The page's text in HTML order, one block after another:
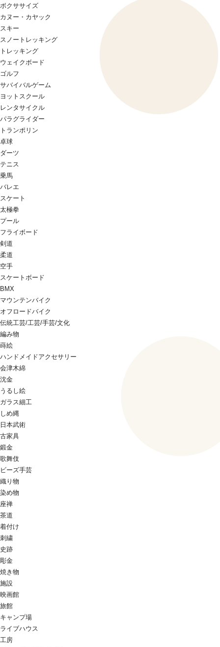
ボクササイズ
カヌー・カヤック
スキー
スノートレッキング
トレッキング
ウェイクボード
ゴルフ
サバイバルゲーム
ヨットスクール
レンタサイクル
パラグライダー
トランポリン
卓球
ダーツ
テニス
乗馬
バレエ
スケート
太極拳
プール
フライボード
剣道
柔道
空手
スケートボード
BMX
マウンテンバイク
オフロードバイク
伝統工芸/工芸/手芸/文化
編み物
蒔絵
ハンドメイドアクセサリー
会津木綿
沈金
うるし絵
ガラス細工
しめ縄
日本武術
古家具
鍛金
歌舞伎
ビーズ手芸
織り物
染め物
座禅
茶道
着付け
刺繍
史跡
彫金
焼き物
施設
映画館
旅館
キャンプ場
ライブハウス
工房